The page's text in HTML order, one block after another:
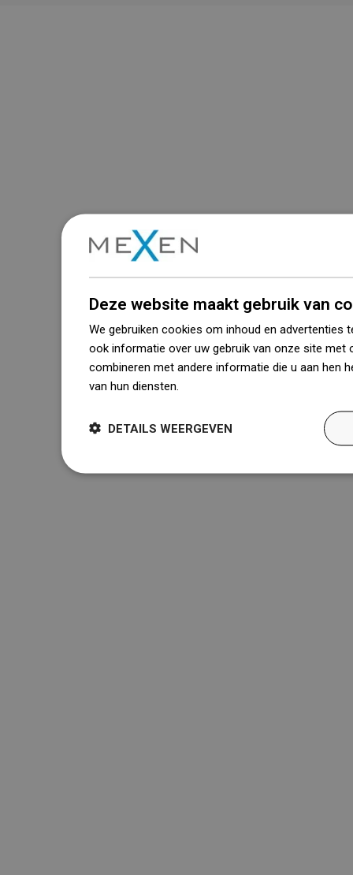
Deze website maakt gebruik van
We gebruiken cookies om inhoud en advertenties
ook informatie over uw gebruik van onze site met
combineren met andere informatie die u aan hen
van hun diensten.
DETAILS WEERGEVEN